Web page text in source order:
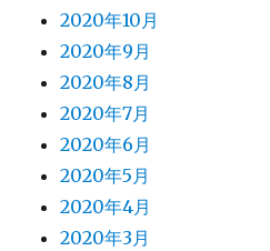
2020年10月
2020年9月
2020年8月
2020年7月
2020年6月
2020年5月
2020年4月
2020年3月